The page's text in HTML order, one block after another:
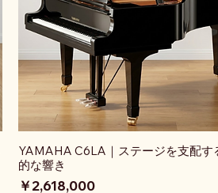
YAMAHA C6LA｜ステージを支配す
的な響き
価格
￥2,618,000